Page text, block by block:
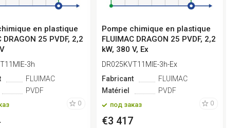
en plastique
DRAGON 25 PVDF, 2,2
3h
FLUIMAC
PVDF
0
Pompe chimique en plastique
FLUIMAC DRAGON 25 PVDF, 2,2
kW, 380 V, Ex
DR025KVT11MIE-3h-Ex
Fabricant
FLUIMAC
Matériel
PVDF
под заказ 0
€3 417